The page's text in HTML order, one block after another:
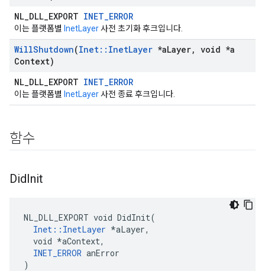
NL_DLL_EXPORT INET_ERROR
이는 플랫폼별 InetLayer사전 초기화 후크입니다.
WillShutdown(Inet:: InetLayer *aLayer, void *a
Context)
NL_DLL_EXPORT INET_ERROR
이는 플랫폼별 InetLayer사전 종료 후크입니다.
함수
DidInit
NL_DLL_EXPORT void DidInit(
Inet::InetLayer *aLayer,
  void *aContext,
INET_ERROR anError
)